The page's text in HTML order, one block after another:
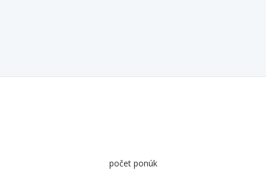
počet ponúk